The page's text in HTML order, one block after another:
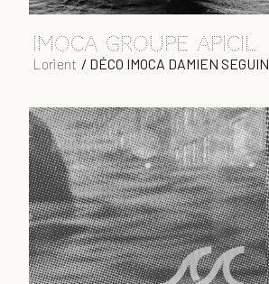
IMOCA GROUPE APICIL
Lorient / DÉCO IMOCA DAMIEN SEGUIN